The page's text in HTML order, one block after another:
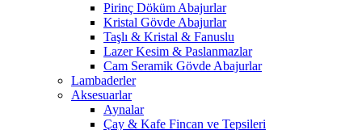
Pirinç Döküm Abajurlar
Kristal Gövde Abajurlar
Taşlı & Kristal & Fanuslu
Lazer Kesim & Paslanmazlar
Cam Seramik Gövde Abajurlar
Lambaderler
Aksesuarlar
Aynalar
Çay & Kafe Fincan ve Tepsileri